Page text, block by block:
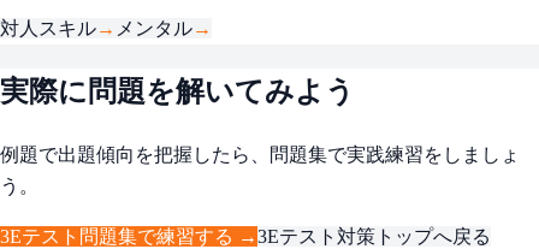
対人スキル→ メンタル→
実際に問題を解いてみよう
例題で出題傾向を把握したら、問題集で実践練習をしましょ
う。
3Eテスト問題集で練習する →3Eテスト対策トップへ戻る